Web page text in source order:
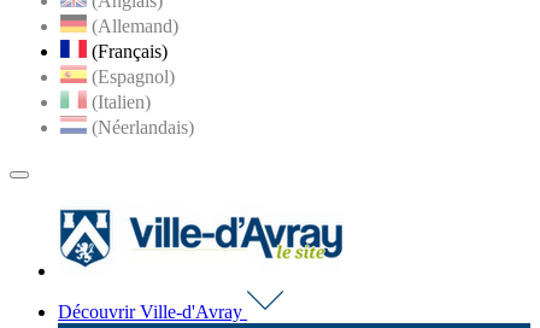
(Allemand)
(Français)
(Espagnol)
(Italien)
(Néerlandais)
MENU
Découvrir Ville-d'Avray